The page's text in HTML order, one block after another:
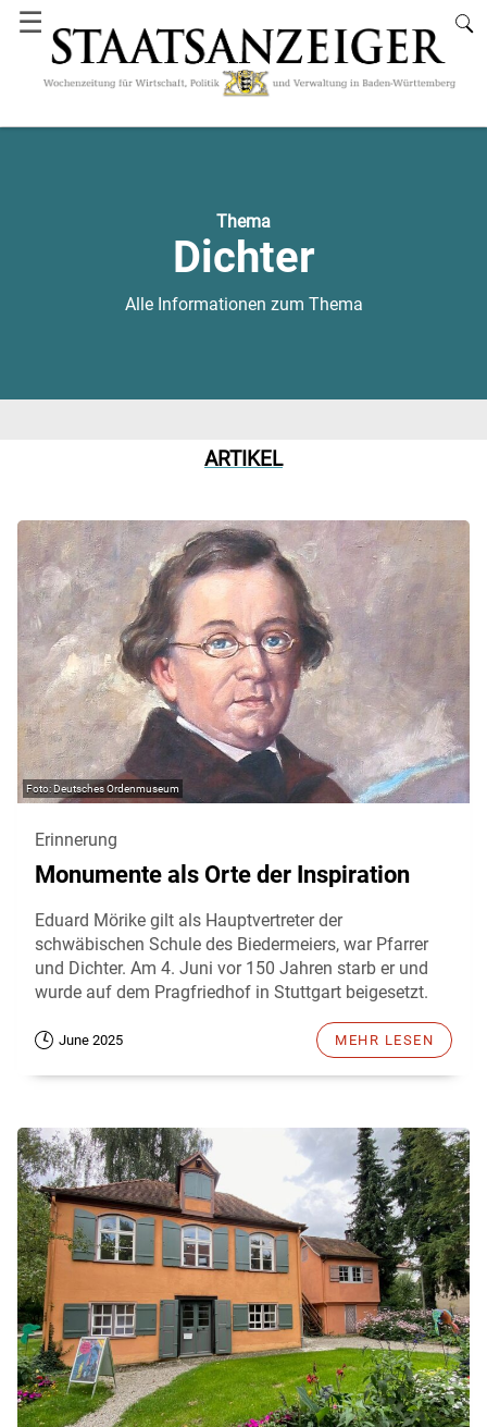
☰
Thema
Dichter
Alle Informationen zum Thema
ARTIKEL
Deutsches Ordenmuseum
Erinnerung
Monumente als Orte der Inspiration
Eduard Mörike gilt als Hauptvertreter der
schwäbischen Schule des Biedermeiers, war Pfarrer
und Dichter. Am 4. Juni vor 150 Jahren starb er und
wurde auf dem Pragfriedhof in Stuttgart beigesetzt.
June 2025 MEHR LESEN